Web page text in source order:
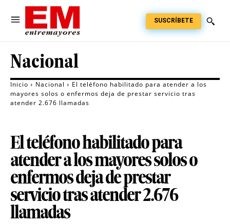
SUSCRÍBETE
Nacional
Inicio Nacional
El teléfono habilitado para atender a los
mayores solos o enfermos deja de prestar servicio tras
atender 2.676 llamadas
El teléfono habilitado para
atender a los mayores solos o
enfermos deja de prestar
servicio tras atender 2.676
llamadas